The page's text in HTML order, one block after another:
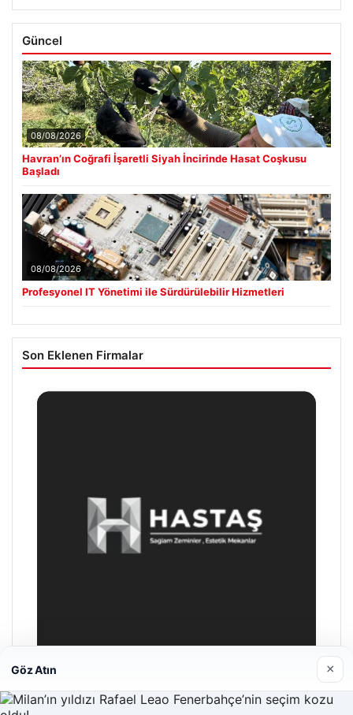
Güncel
08/08/2026
Havran’ın Coğrafi İşaretli Siyah İncirinde Hasat Coşkusu
Başladı
08/08/2026
Profesyonel IT Yönetimi ile Sürdürülebilir Hizmetleri
Son Eklenen Firmalar
Enes Kaplan Avukatlık Bürosu
Göz Atın ×